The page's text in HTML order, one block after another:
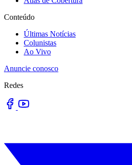
Conteúdo
Últimas Notícias
Colunistas
Ao Vivo
Anuncie conosco
Redes